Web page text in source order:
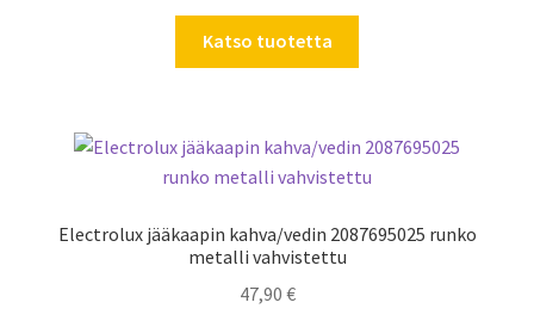
Katso tuotetta
Electrolux jääkaapin kahva/vedin 2087695025 runko
metalli vahvistettu
47,90 €